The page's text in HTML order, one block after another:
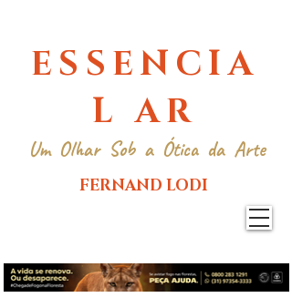
ESSENCIA
L AR
Um Olhar Sob a Ótica da Arte
FERNAND LODI